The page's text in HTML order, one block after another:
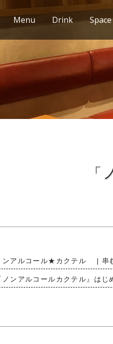
Menu Drink Space
「
ンアルコール★カクテル | 串
ノンアルコールカクテル』は